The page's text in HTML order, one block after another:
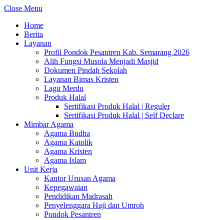
Close Menu
Home
Berita
Layanan
Profil Pondok Pesantren Kab. Semarang 2026
Alih Fungsi Musola Menjadi Masjid
Dokumen Pindah Sekolah
Layanan Bimas Kristen
Lagu Merdu
Produk Halal
Sertifikasi Produk Halal | Reguler
Sertifikasi Produk Halal | Self Declare
Mimbar Agama
Agama Budha
Agama Katolik
Agama Kristen
Agama Islam
Unit Kerja
Kantor Urusan Agama
Kepegawaian
Pendidikan Madrasah
Penyelenggara Haji dan Umroh
Pondok Pesantren